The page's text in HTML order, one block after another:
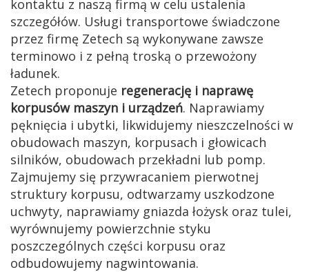
kontaktu z naszą firmą w celu ustalenia
szczegółów. Usługi transportowe świadczone
przez firmę Zetech są wykonywane zawsze
terminowo i z pełną troską o przewożony
ładunek.
Zetech proponuje regenerację i naprawę
korpusów maszyn i urządzeń. Naprawiamy
pęknięcia i ubytki, likwidujemy nieszczelności w
obudowach maszyn, korpusach i głowicach
silników, obudowach przekładni lub pomp.
Zajmujemy się przywracaniem pierwotnej
struktury korpusu, odtwarzamy uszkodzone
uchwyty, naprawiamy gniazda łożysk oraz tulei,
wyrównujemy powierzchnie styku
poszczególnych części korpusu oraz
odbudowujemy nagwintowania.